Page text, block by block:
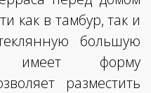
как в тамбур, так и
большую
имеет форму
разместить